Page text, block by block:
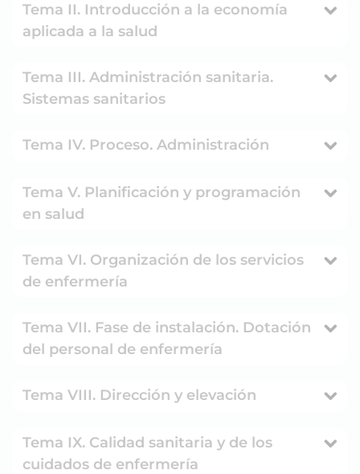
Tema II. Introducción a la economía
aplicada a la salud
Tema III. Administración sanitaria.
Sistemas sanitarios
Tema IV. Proceso. Administración
Tema V. Planificación y programación
en salud
Tema VI. Organización de los servicios
de enfermería
Tema VII. Fase de instalación. Dotación
del personal de enfermería
Tema VIII. Dirección y elevación
Tema IX. Calidad sanitaria y de los
cuidados de enfermería